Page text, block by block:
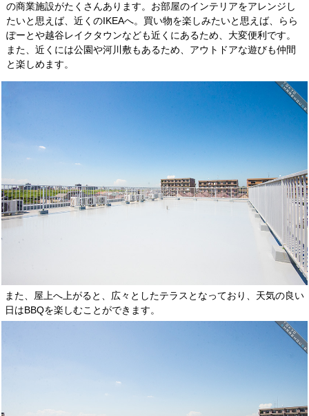
の商業施設がたくさんあります。お部屋のインテリアをアレンジし
たいと思えば、近くのIKEAへ。買い物を楽しみたいと思えば、らら
ぽーとや越谷レイクタウンなども近くにあるため、大変便利です。
また、近くには公園や河川敷もあるため、アウトドアな遊びも仲間
と楽しめます。
また、屋上へ上がると、広々としたテラスとなっており、天気の良い
日はBBQを楽しむことができます。